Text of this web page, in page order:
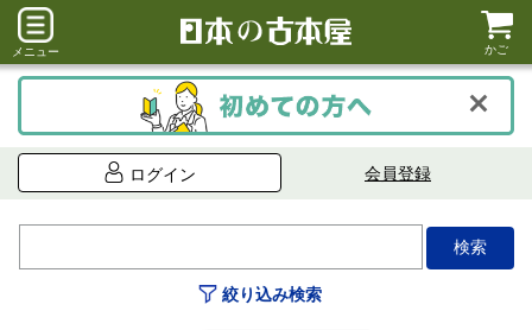
メニュー かご
ログイン 会員登録
絞り込み検索